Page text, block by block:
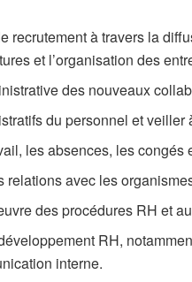
recrutement à travers la
et l’organisation des
des nouveaux
du personnel et veiller
les absences, les congés
relations avec les
des procédures RH et
RH,
interne.